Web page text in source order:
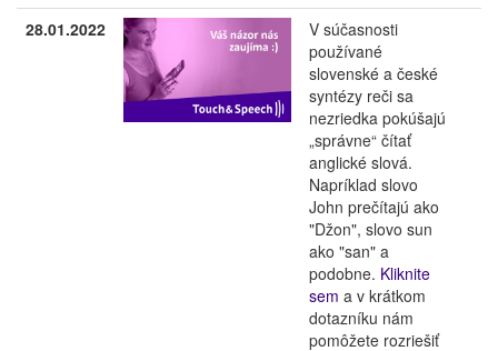
28.01.2022
V súčasnosti
používané
slovenské a české
syntézy reči sa
nezriedka pokúšajú
„správne“ čítať
anglické slová.
Napríklad slovo
John prečítajú ako
"Džon", slovo sun
ako "san" a
podobne. Kliknite
sem a v krátkom
dotazníku nám
pomôžete rozriešiť